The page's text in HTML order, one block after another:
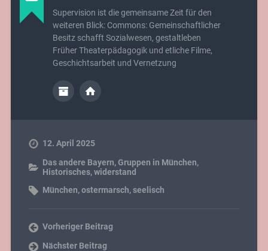
Supervision ist die gemeinsame Zeit für den
weiteren Blick: Commons: Gemeinschaftlicher
Besitz schafft Sozialwesen, gestaltleben
Früher Theaterpädagogik und etliche Filme,
Geschichtsarbeit und Vernetzung
12. April 2025
Das andere Bayern,Gruppen in München,
Historisches,widerstand
München,ostermarsch,seelisch
Vorheriger Beitrag
Nächster Beitrag